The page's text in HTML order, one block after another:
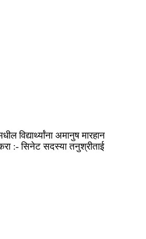
विद्यार्थ्यांना अमानुष मारहान
:- सिनेट सदस्या तनुश्रीताई